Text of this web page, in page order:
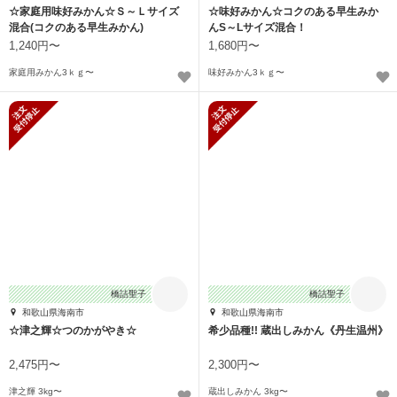
☆家庭用味好みかん☆Ｓ～Ｌサイズ
混合(コクのある早生みかん)
1,240円〜
家庭用みかん3ｋｇ〜
☆味好みかん☆コクのある早生みか
んS～Lサイズ混合！
1,680円〜
味好みかん3ｋｇ〜
橋詰聖子
和歌山県海南市
☆津之輝☆つのかがやき☆
2,475円〜
津之輝 3kg〜
橋詰聖子
和歌山県海南市
希少品種!! 蔵出しみかん《丹生温州》
2,300円〜
蔵出しみかん 3kg〜